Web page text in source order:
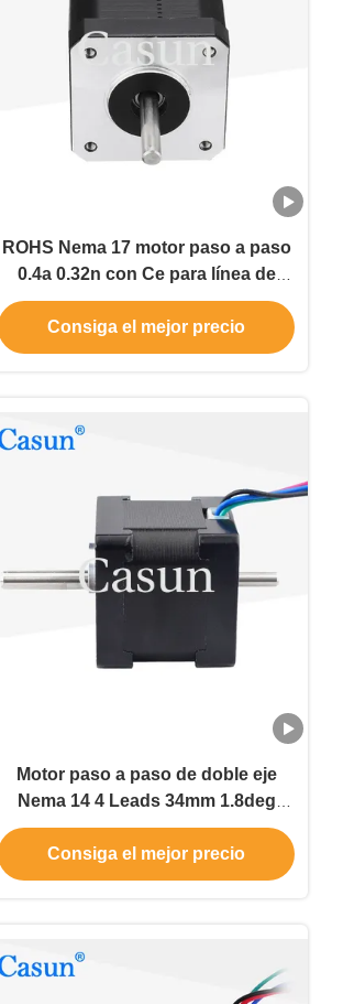
ROHS Nema 17 motor paso a paso
0.4a 0.32n con Ce para línea de
montaje
Consiga el mejor precio
Motor paso a paso de doble eje
Nema 14 4 Leads 34mm 1.8deg
18Ncm 25.56oz.in 0.8A Motor paso
a paso
Consiga el mejor precio